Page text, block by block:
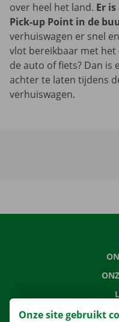
over heel het land. Er
Pick-up Point in de
verhuiswagen er snel
vlot bereikbaar met
de auto of fiets? Dan is
achter te laten tijdens
verhuiswagen.
Onze site gebruikt